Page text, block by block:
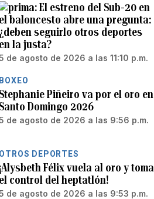
El estreno del Sub-20 en
el baloncesto abre una pregunta:
¿deben seguirlo otros deportes
en la justa?
de agosto de 2026 a las 11:10 p.m.
BOXEO
Stephanie Piñeiro va por el oro en
Santo Domingo 2026
de agosto de 2026 a las 9:56 p.m.
OTROS DEPORTES
¡Alysbeth Félix vuela al oro y toma
el control del heptatlón!
de agosto de 2026 a las 9:53 p.m.